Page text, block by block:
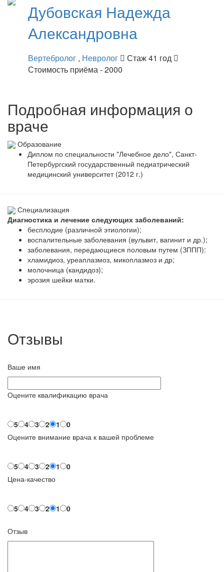
Дубовская Надежда
Александровна
Вертебролог , Невролог
Стаж 41 год
Стоимость приёма - 2000
Подробная информация о
враче
Образование
Диплом по специальности "Лечебное дело", Санкт-
Петербургский государственный педиатрический
медицинский университет (2012 г.)
Специализация
Диагностика и лечение следующих заболеваний:
бесплодие (различной этиологии);
воспалительные заболевания (вульвит, вагинит и др.);
заболевания, передающиеся половым путем (ЗППП):
хламидиоз, уреаплазмоз, микоплазмоз и др;
молочница (кандидоз);
эрозия шейки матки.
Отзывы
Ваше имя
Оцените квалификацию врача
5 4 3 2 1
0
Оцените внимание врача к вашей проблеме
5 4 3 2 1
0
Цена-качество
5 4 3 2 1 0
Отзыв